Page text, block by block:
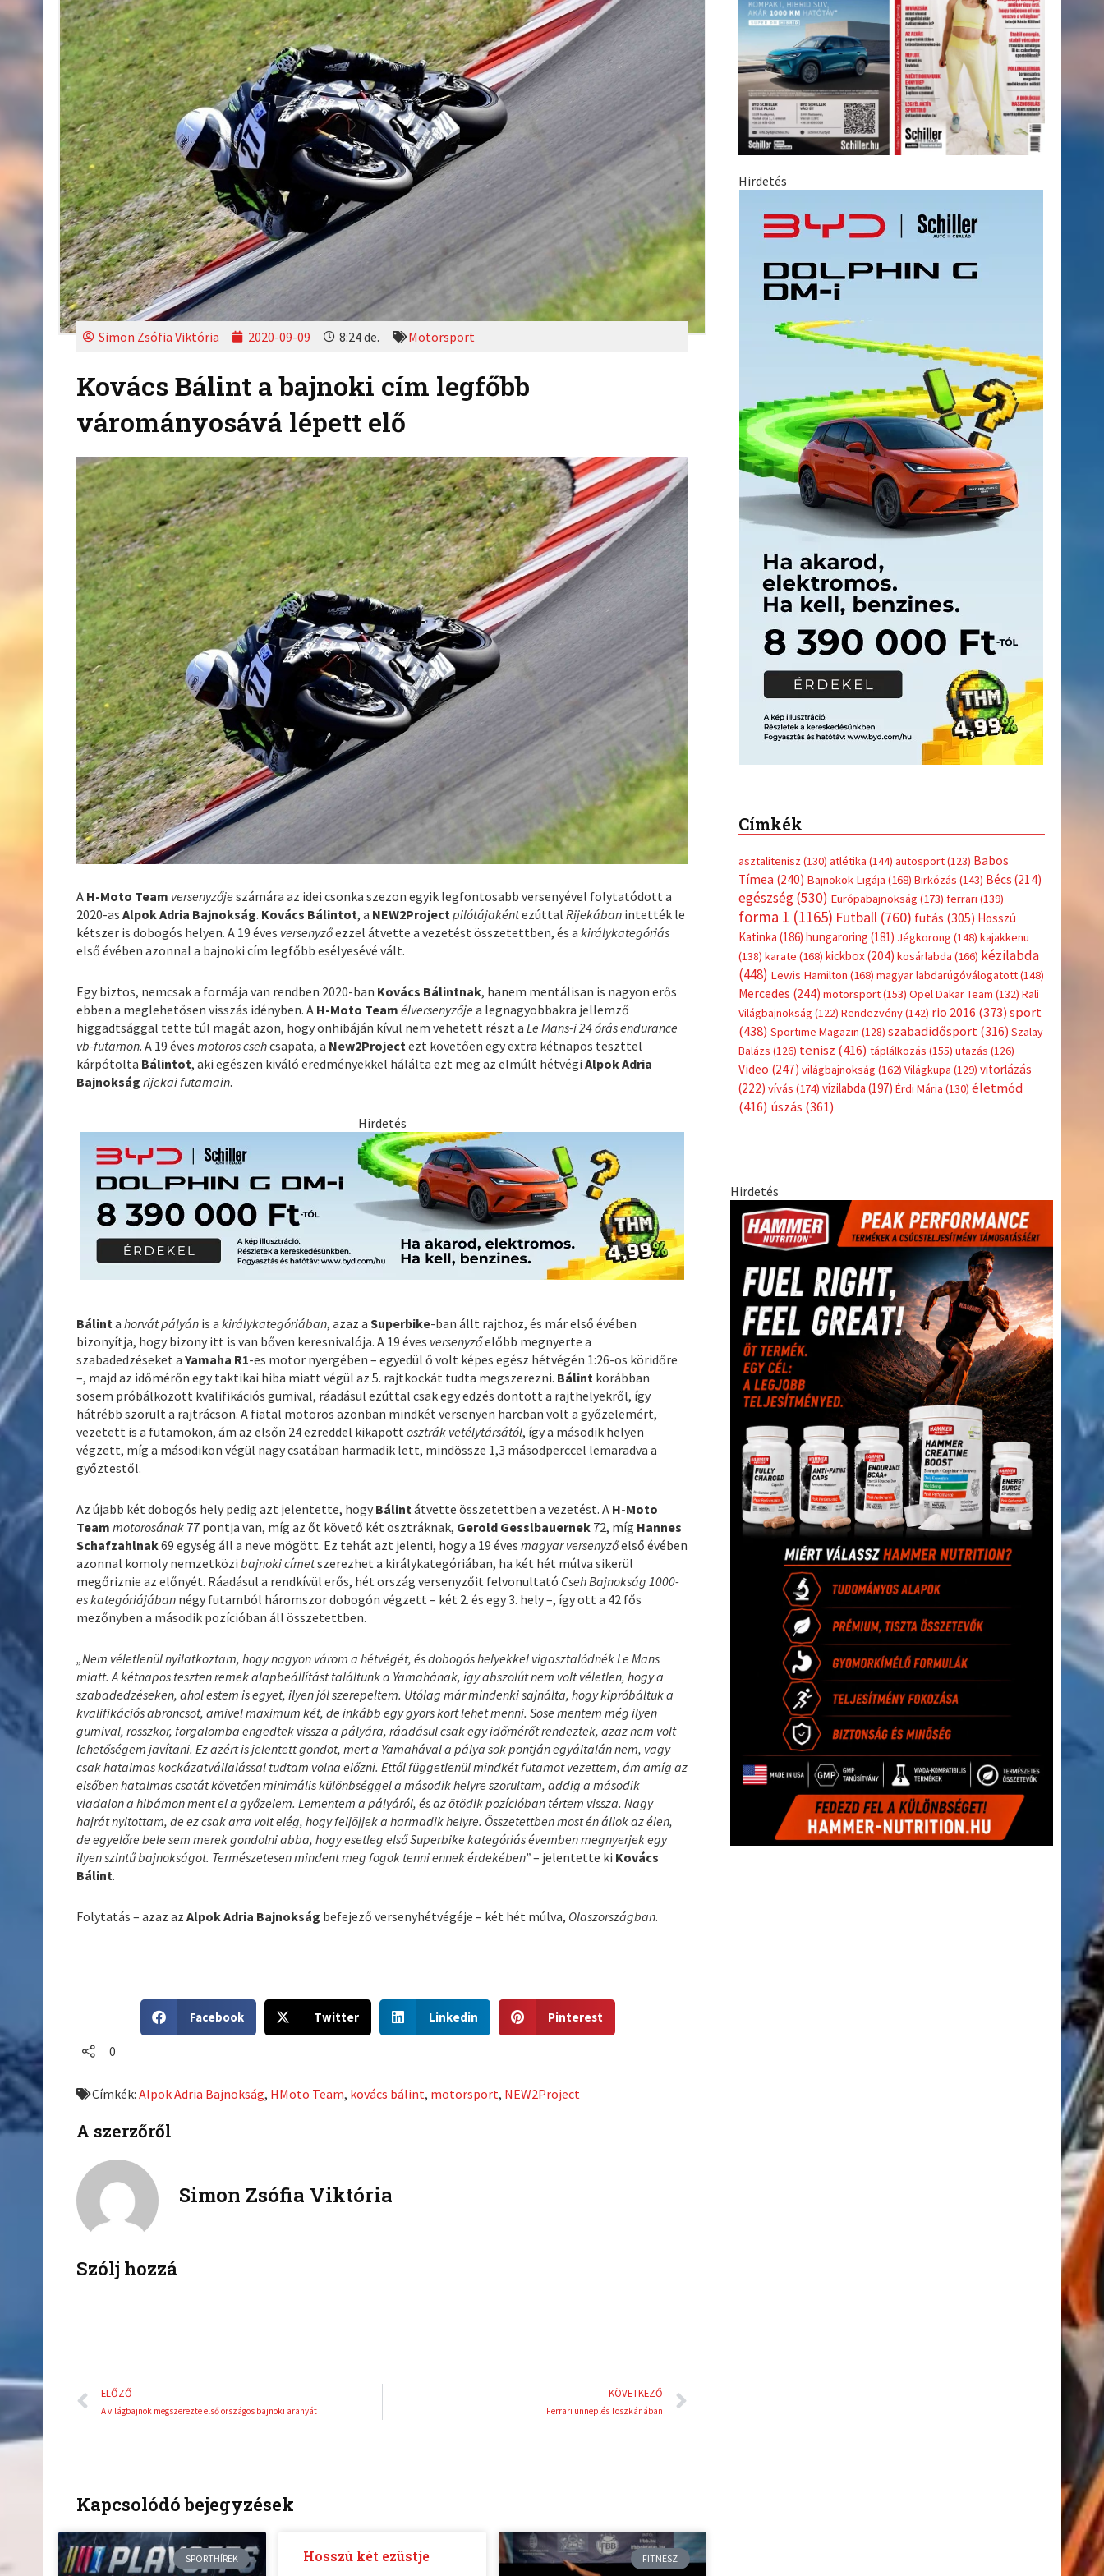
Simon Zsófia Viktória 2020-09-09 8:24 de. Motorsport
Kovács Bálint a bajnoki cím legfőbb
várományosává lépett elő
A H-Moto Team versenyzője számára az idei csonka szezon egyik legfontosabb versenyével folytatódott a
2020-asAlpok Adria Bajnokság. Kovács Bálintot, a NEW2Project pilótájakéntezúttalRijekában intették le
kétszer is dobogós helyen. A 19 éves versenyzőezzel átvette a vezetést összetettben, és akirálykategóriás
első évében azonnal a bajnoki cím legfőbb esélyesévé vált.
Egy biztos, nemcsak a formája van rendben 2020-ban Kovács Bálintnak, hanem mentálisan is nagyon erős
ebben a meglehetősen visszás idényben. A H-Moto Team élversenyzője a legnagyobbakra jellemző
higgadtsággal tette túl magát azon, hogy önhibáján kívül nem vehetett részt aLe Mans-i 24 órás endurance
vb-futamon. A 19 évesmotoros csehcsapata, a New2Project ezt követően egy extra kétnapos teszttel
kárpótolta Bálintot, aki egészen kiváló eredményekkel hálálta ezt meg az elmúlt hétvégiAlpok Adria
Bajnokság rijekai futamain.
Hirdetés
Bálint ahorvát pályán is akirálykategóriában, azaz aSuperbike-ban állt rajthoz, és már első évében
bizonyítja, hogy bizony itt is van bőven keresnivalója. A 19 éves versenyzőelőbb megnyerte a
szabadedzéseket aYamaha R1-es motor nyergében – egyedül ő volt képes egész hétvégén 1:26-os köridőre
–, majd az időmérőn egy taktikai hiba miatt végül az 5. rajtkockát tudta megszerezni. Bálint korábban
sosem próbálkozott kvalifikációs gumival, ráadásul ezúttal csak egy edzés döntött a rajthelyekről, így
hátrébb szorult a rajtrácson. A fiatal motoros azonban mindkét versenyen harcban volt a győzelemért,
vezetett is a futamokon, ám az elsőn 24 ezreddel kikapottosztrák vetélytársától, így a második helyen
végzett, míg a másodikon végül nagy csatában harmadik lett, mindössze 1,3 másodperccel lemaradva a
győztestől.
Az újabb két dobogós hely pedig azt jelentette, hogy Bálint átvette összetettben a vezetést. A H-Moto
Team motorosának 77 pontja van, míg az őt követő két osztráknak, Gerold Gesslbauernek 72, míg Hannes
Schafzahlnak69 egység áll a neve mögött. Ez tehát azt jelenti, hogy a 19 évesmagyar versenyzőelső évében
azonnal komoly nemzetközibajnoki címetszerezhet a királykategóriában, ha két hét múlva sikerül
megőriznie az előnyét. Ráadásul a rendkívül erős, hét ország versenyzőit felvonultató Cseh Bajnokság 1000-
es kategóriájában négy futamból háromszor dobogón végzett – két 2. és egy 3. hely –, így ott a 42 fős
mezőnyben a második pozícióban áll összetettben.
„Nem véletlenül nyilatkoztam, hogy nagyon várom a hétvégét, és dobogós helyekkel vigasztalódnék Le Mans
miatt. A kétnapos teszten remek alapbeállítást találtunk a Yamahának, így abszolút nem volt véletlen, hogy a
szabadedzéseken, ahol estem is egyet, ilyen jól szerepeltem. Utólag már mindenki sajnálta, hogy kipróbáltuk a
kvalifikációs abroncsot, amivel maximum két, de inkább egy gyors kört lehet menni. Sose mentem még ilyen
gumival, rosszkor, forgalomba engedtek vissza a pályára, ráadásul csak egy időmérőt rendeztek, azaz nem volt
lehetőségem javítani. Ez azért is jelentett gondot, mert a Yamahával a pálya sok pontján egyáltalán nem, vagy
csak hatalmas kockázatvállalással tudtam volna előzni. Ettől függetlenül mindkét futamot vezettem, ám amíg az
elsőben hatalmas csatát követően minimális különbséggel a második helyre szorultam, addig a második
viadalon a hibámon ment el a győzelem. Lementem a pályáról, és az ötödik pozícióban tértem vissza. Nagy
hajrát nyitottam, de ez csak arra volt elég, hogy feljöjjek a harmadik helyre. Összetettben most én állok az élen,
de egyelőre bele sem merek gondolni abba, hogy esetleg első Superbike kategóriás évemben megnyerjek egy
ilyen szintű bajnokságot. Természetesen mindent meg fogok tenni ennek érdekében”– jelentette ki Kovács
Bálint.
Folytatás – azaz azAlpok Adria Bajnokság befejező versenyhétvégéje – két hét múlva, Olaszországban.
h
o
f
b
Facebook
h
o
t
t
Twitter
h
o
Linkedin
h
o
Pinterest
0
Címkék:Alpok Adria Bajnokság, HMoto Team, kovács bálint, motorsport, NEW2Project
A szerzőről
Simon Zsófia Viktória
Szólj hozzá
Előző
ELŐZŐ
A világbajnok megszerezte első országos bajnoki aranyát
KÖVETKEZŐ
Ferrari ünneplés Toszkánában
Kapcsolódó bejegyzések
SPORTHÍREK Hosszú két ezüstje FITNESZ
Hirdetés
Címkék
asztalitenisz (130) atlétika (144) autosport(123) Babos
Tímea (240) Bajnokok Ligája (168) Birkózás (143) Bécs (214)
egészség(530) Európabajnokság (173) ferrari (139)
forma 1 (1165) Futball(760) futás (305) Hosszú
Katinka (186) hungaroring (181) Jégkorong (148) kajakkenu
(138) karate (168) kickbox(204) kosárlabda (166) kézilabda
(448) Lewis Hamilton (168) magyar labdarúgóválogatott(148)
Mercedes (244) motorsport(153) Opel Dakar Team (132) Rali
Világbajnokság (122) Rendezvény(142) rio 2016 (373) sport
(438) Sportime Magazin (128) szabadidősport (316) Szalay
Balázs (126) tenisz (416) táplálkozás (155) utazás (126)
Video (247) világbajnokság (162) Világkupa (129) vitorlázás
(222) vívás (174) vízilabda (197) Érdi Mária (130) életmód
(416) úszás (361)
Hirdetés